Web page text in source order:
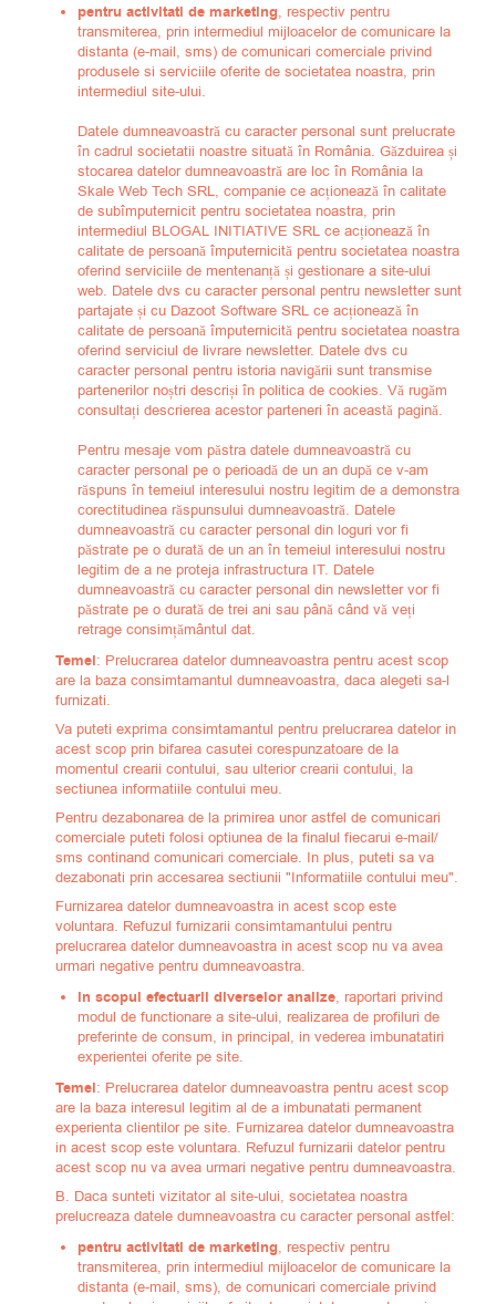
pentru activitati de marketing, respectiv pentru
transmiterea, prin intermediul mijloacelor de comunicare la
distanta (e-mail, sms) de comunicari comerciale privind
produsele si serviciile oferite de societatea noastra, prin
intermediul site-ului.
Datele dumneavoastră cu caracter personal sunt prelucrate
în cadrul societatii noastre situată în România. Găzduirea și
stocarea datelor dumneavoastră are loc în România la
Skale Web Tech SRL, companie ce acționează în calitate
de subîmputernicit pentru societatea noastra, prin
intermediul BLOGAL INITIATIVE SRL ce acționează în
calitate de persoană împuternicită pentru societatea noastra
oferind serviciile de mentenanță și gestionare a site-ului
web. Datele dvs cu caracter personal pentru newsletter sunt
partajate și cu Dazoot Software SRL ce acționează în
calitate de persoană împuternicită pentru societatea noastra
oferind serviciul de livrare newsletter. Datele dvs cu
caracter personal pentru istoria navigării sunt transmise
partenerilor noștri descriși în politica de cookies. Vă rugăm
consultați descrierea acestor parteneri în această pagină.
Pentru mesaje vom păstra datele dumneavoastră cu
caracter personal pe o perioadă de un an după ce v-am
răspuns în temeiul interesului nostru legitim de a demonstra
corectitudinea răspunsului dumneavoastră. Datele
dumneavoastră cu caracter personal din loguri vor fi
păstrate pe o durată de un an în temeiul interesului nostru
legitim de a ne proteja infrastructura IT. Datele
dumneavoastră cu caracter personal din newsletter vor fi
păstrate pe o durată de trei ani sau până când vă veți
retrage consimțământul dat.
Temei: Prelucrarea datelor dumneavoastra pentru acest scop
are la baza consimtamantul dumneavoastra, daca alegeti sa-l
furnizati.
Va puteti exprima consimtamantul pentru prelucrarea datelor in
acest scop prin bifarea casutei corespunzatoare de la
momentul crearii contului, sau ulterior crearii contului, la
sectiunea informatiile contului meu.
Pentru dezabonarea de la primirea unor astfel de comunicari
comerciale puteti folosi optiunea de la finalul fiecarui e-mail/
sms continand comunicari comerciale. In plus, puteti sa va
dezabonati prin accesarea sectiunii "Informatiile contului meu".
Furnizarea datelor dumneavoastra in acest scop este
voluntara. Refuzul furnizarii consimtamantului pentru
prelucrarea datelor dumneavoastra in acest scop nu va avea
urmari negative pentru dumneavoastra.
in scopul efectuarii diverselor analize, raportari privind
modul de functionare a site-ului, realizarea de profiluri de
preferinte de consum, in principal, in vederea imbunatatiri
experientei oferite pe site.
Temei: Prelucrarea datelor dumneavoastra pentru acest scop
are la baza interesul legitim al de a imbunatati permanent
experienta clientilor pe site. Furnizarea datelor dumneavoastra
in acest scop este voluntara. Refuzul furnizarii datelor pentru
acest scop nu va avea urmari negative pentru dumneavoastra.
B. Daca sunteti vizitator al site-ului, societatea noastra
prelucreaza datele dumneavoastra cu caracter personal astfel:
pentru activitati de marketing, respectiv pentru
transmiterea, prin intermediul mijloacelor de comunicare la
distanta (e-mail, sms), de comunicari comerciale privind